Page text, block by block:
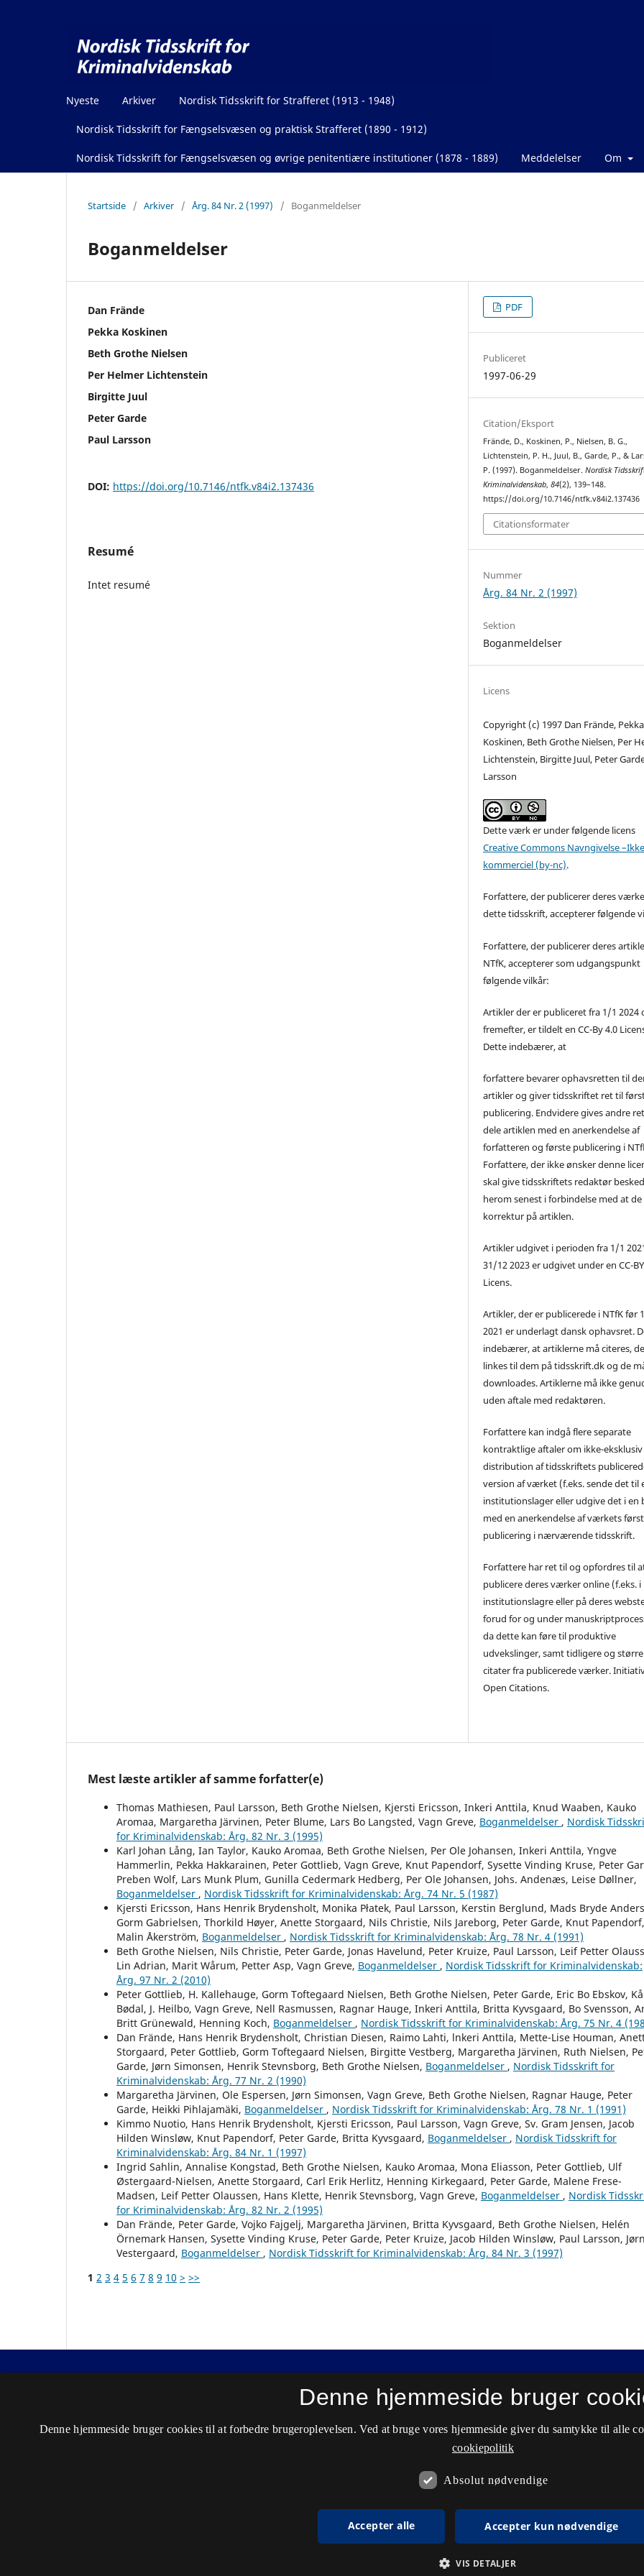
Nyeste Arkiver Nordisk Tidsskrift for Strafferet (1913 - 1948)
Nordisk Tidsskrift for Fængselsvæsen og praktisk Strafferet (1890 - 1912)
Nordisk Tidsskrift for Fængselsvæsen og øvrige penitentiære institutioner (1878 - 1889) Meddelelser Om
Startside / Arkiver / Årg. 84 Nr. 2 (1997) / Boganmeldelser
Boganmeldelser
Dan Frände
Pekka Koskinen
Beth Grothe Nielsen
Per Helmer Lichtenstein
Birgitte Juul
Peter Garde
Paul Larsson
DOI: https://doi.org/10.7146/ntfk.v84i2.137436
Resumé
Intet resumé
PDF
Publiceret
1997-06-29
Citation/Eksport
Frände, D., Koskinen, P., Nielsen, B. G.,
Lichtenstein, P. H., Juul, B., Garde, P., &
P. (1997). Boganmeldelser.Nordisk
Kriminalvidenskab,84(2), 139–148.
https://doi.org/10.7146/ntfk.v84i2.137436
Citationsformater
Nummer
Årg. 84 Nr. 2 (1997)
Sektion
Boganmeldelser
Licens
Copyright (c) 1997 Dan Frände, Pekka
Koskinen, Beth Grothe Nielsen, Per
Lichtenstein, Birgitte Juul, Peter
Larsson
Dette værk er under følgende licens
Creative Commons Navngivelse
kommerciel (by-nc).
Forfattere, der publicerer deres
dette tidsskrift, accepterer følgende
Forfattere, der publicerer deres
NTfK, accepterer som udgangspunkt
følgende vilkår:
Artikler der er publiceret fra 1/1 2024
fremefter, er tildelt en CC-By 4.0
Dette indebærer, at
forfattere bevarer ophavsretten til
artikler og giver tidsskriftet ret til
publicering. Endvidere gives andre
dele artiklen med en anerkendelse af
forfatteren og første publicering i
Forfattere, der ikke ønsker denne
skal give tidsskriftets redaktør besked
herom senest i forbindelse med at
korrektur på artiklen.
Artikler udgivet i perioden fra 1/1
31/12 2023 er udgivet under en CC-
Licens.
Artikler, der er publicerede i NTfK før
2021 er underlagt dansk ophavsret.
indebærer, at artiklerne må citeres,
linkes til dem på tidsskrift.dk og de
downloades. Artiklerne må ikke
uden aftale med redaktøren.
Forfattere kan indgå flere separate
kontraktlige aftaler om ikke-eksklusiv
distribution af tidsskriftets
version af værket (f.eks. sende det til
institutionslager eller udgive det i en
med en anerkendelse af værkets
publicering i nærværende tidsskrift.
Forfattere har ret til og opfordres til
publicere deres værker online (f.eks. i
institutionslagre eller på deres
forud for og under
da dette kan føre til produktive
udvekslinger, samt tidligere og større
citater fra publicerede værker.
Open Citations.
Mest læste artikler af samme forfatter(e)
Thomas Mathiesen, Paul Larsson, Beth Grothe Nielsen, Kjersti Ericsson, Inkeri Anttila, Knud Waaben, Kauko
Aromaa, Margaretha Järvinen, Peter Blume, Lars Bo Langsted, Vagn Greve, Boganmeldelser , Nordisk
for Kriminalvidenskab: Årg. 82 Nr. 3 (1995)
Karl Johan Lång, Ian Taylor, Kauko Aromaa, Beth Grothe Nielsen, Per Ole Johansen, Inkeri Anttila, Yngve
Hammerlin, Pekka Hakkarainen, Peter Gottlieb, Vagn Greve, Knut Papendorf, Sysette Vinding Kruse, Peter
Preben Wolf, Lars Munk Plum, Gunilla Cedermark Hedberg, Per Ole Johansen, Johs. Andenæs, Leise Døllner,
Boganmeldelser , Nordisk Tidsskrift for Kriminalvidenskab: Årg. 74 Nr. 5 (1987)
Kjersti Ericsson, Hans Henrik Brydensholt, Monika Płatek, Paul Larsson, Kerstin Berglund, Mads Bryde
Gorm Gabrielsen, Thorkild Høyer, Anette Storgaard, Nils Christie, Nils Jareborg, Peter Garde, Knut Papendorf,
Malin Åkerström, Boganmeldelser , Nordisk Tidsskrift for Kriminalvidenskab: Årg. 78 Nr. 4 (1991)
Beth Grothe Nielsen, Nils Christie, Peter Garde, Jonas Havelund, Peter Kruize, Paul Larsson, Leif Petter
Lin Adrian, Marit Wårum, Petter Asp, Vagn Greve, Boganmeldelser , Nordisk Tidsskrift for Kriminalvidenskab:
Årg. 97 Nr. 2 (2010)
Peter Gottlieb, H. Kallehauge, Gorm Toftegaard Nielsen, Beth Grothe Nielsen, Peter Garde, Eric Bo Ebskov,
Bødal, J. Heilbo, Vagn Greve, Nell Rasmussen, Ragnar Hauge, Inkeri Anttila, Britta Kyvsgaard, Bo Svensson,
Britt Grünewald, Henning Koch, Boganmeldelser , Nordisk Tidsskrift for Kriminalvidenskab: Årg. 75 Nr. 4
Dan Frände, Hans Henrik Brydensholt, Christian Diesen, Raimo Lahti, lnkeri Anttila, Mette-Lise Houman,
Storgaard, Peter Gottlieb, Gorm Toftegaard Nielsen, Birgitte Vestberg, Margaretha Järvinen, Ruth Nielsen,
Garde, Jørn Simonsen, Henrik Stevnsborg, Beth Grothe Nielsen, Boganmeldelser , Nordisk Tidsskrift for
Kriminalvidenskab: Årg. 77 Nr. 2 (1990)
Margaretha Järvinen, Ole Espersen, Jørn Simonsen, Vagn Greve, Beth Grothe Nielsen, Ragnar Hauge, Peter
Garde, Heikki Pihlajamäki, Boganmeldelser , Nordisk Tidsskrift for Kriminalvidenskab: Årg. 78 Nr. 1 (1991)
Kimmo Nuotio, Hans Henrik Brydensholt, Kjersti Ericsson, Paul Larsson, Vagn Greve, Sv. Gram Jensen, Jacob
Hilden Winsløw, Knut Papendorf, Peter Garde, Britta Kyvsgaard, Boganmeldelser , Nordisk Tidsskrift for
Kriminalvidenskab: Årg. 84 Nr. 1 (1997)
Ingrid Sahlin, Annalise Kongstad, Beth Grothe Nielsen, Kauko Aromaa, Mona Eliasson, Peter Gottlieb, Ulf
Østergaard-Nielsen, Anette Storgaard, Carl Erik Herlitz, Henning Kirkegaard, Peter Garde, Malene Frese-
Madsen, Leif Petter Olaussen, Hans Klette, Henrik Stevnsborg, Vagn Greve, Boganmeldelser , Nordisk
for Kriminalvidenskab: Årg. 82 Nr. 2 (1995)
Dan Frände, Peter Garde, Vojko Fajgelj, Margaretha Järvinen, Britta Kyvsgaard, Beth Grothe Nielsen, Helén
Örnemark Hansen, Sysette Vinding Kruse, Peter Garde, Peter Kruize, Jacob Hilden Winsløw, Paul Larsson, Jørn
Vestergaard, Boganmeldelser , Nordisk Tidsskrift for Kriminalvidenskab: Årg. 84 Nr. 3 (1997)
1 2 3 4 5 6 7 8 9 10 > >>
Nordisk Tidsskrift for Kriminalvidenskab
ISSN 2446-3051 (Online)
Denne hjemmeside bruger
Denne hjemmeside bruger cookies til at forbedre brugeroplevelsen. Ved at bruge vores hjemmeside giver du samtykke til alle
cookiepolitik
Absolut nødvendige
Accepter alle Accepter kun nødvendige
VIS DETALJER